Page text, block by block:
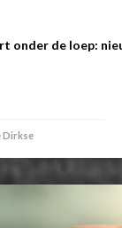
onder de loep:
Dirkse